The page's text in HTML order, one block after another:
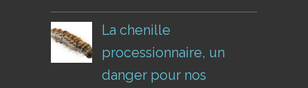
La chenille
processionnaire, un
danger pour nos